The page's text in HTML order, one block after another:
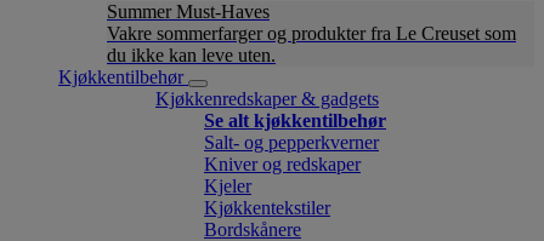
Summer Must-Haves
Vakre sommerfarger og produkter fra Le Creuset som
du ikke kan leve uten.
Kjøkkentilbehør
Kjøkkenredskaper & gadgets
Se alt kjøkkentilbehør
Salt- og pepperkverner
Kniver og redskaper
Kjeler
Kjøkkentekstiler
Bordskånere